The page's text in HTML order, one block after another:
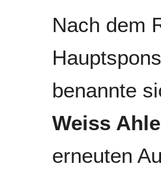
Nach dem
benannte
Weiss
erneuten